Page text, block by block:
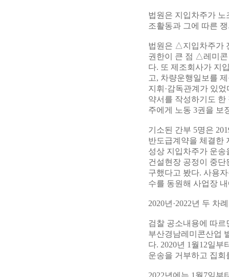
법원은 지입차주가
조활동과 그에 따른
법원은 △지입차주가
권한이 큰 점 △레미콘
다. 또 제조회사가 지
고, 차량운행일보를
지휘·감독관계가 있
약서를 작성하기도
주에게 노동 3권을 보
기소된 간부 5명은
반도급계약을 체결한
성상 지입차주가 운
건설현장 공정이 중
구했다고 봤다. 사용
수를 동원해 사업장
2020년·2022년 두 차
검찰 공소내용에 따르
부산경남레미콘산업
다. 2020년 1월12일
운송을 거부하고 집회
2022년에는 1월7일부